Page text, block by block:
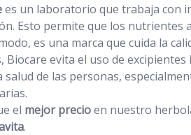
es un laboratorio que trabaja con
Esto permite que los nutrientes
es una marca que cuida la
Biocare evita el uso de
salud de las personas,
el mejor precioen nuestro
.